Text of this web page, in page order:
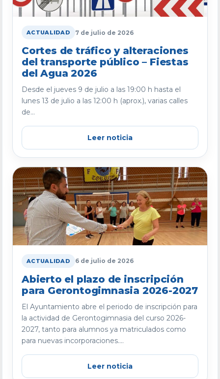
ACTUALIDAD 7 de julio de 2026
Cortes de tráfico y alteraciones
del transporte público – Fiestas
del Agua 2026
Desde el jueves 9 de julio a las 19:00 h hasta el
lunes 13 de julio a las 12:00 h (aprox.), varias calles
de...
Leer noticia
ACTUALIDAD 6 de julio de 2026
Abierto el plazo de inscripción
para Gerontogimnasia 2026-2027
El Ayuntamiento abre el periodo de inscripción para
la actividad de Gerontogimnasia del curso 2026-
2027, tanto para alumnos ya matriculados como
para nuevas incorporaciones....
Leer noticia